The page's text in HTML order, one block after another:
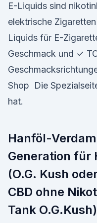
E-Liquids sind
elektrische
Liquids für E-
Geschmack und ✓
Shop Die
hat.
Hanföl-
Generation für
(O.G. Kush
CBD ohne
Tank